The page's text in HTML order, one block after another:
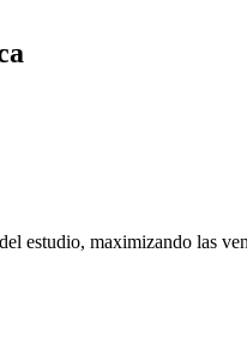
estudio, maximizando las